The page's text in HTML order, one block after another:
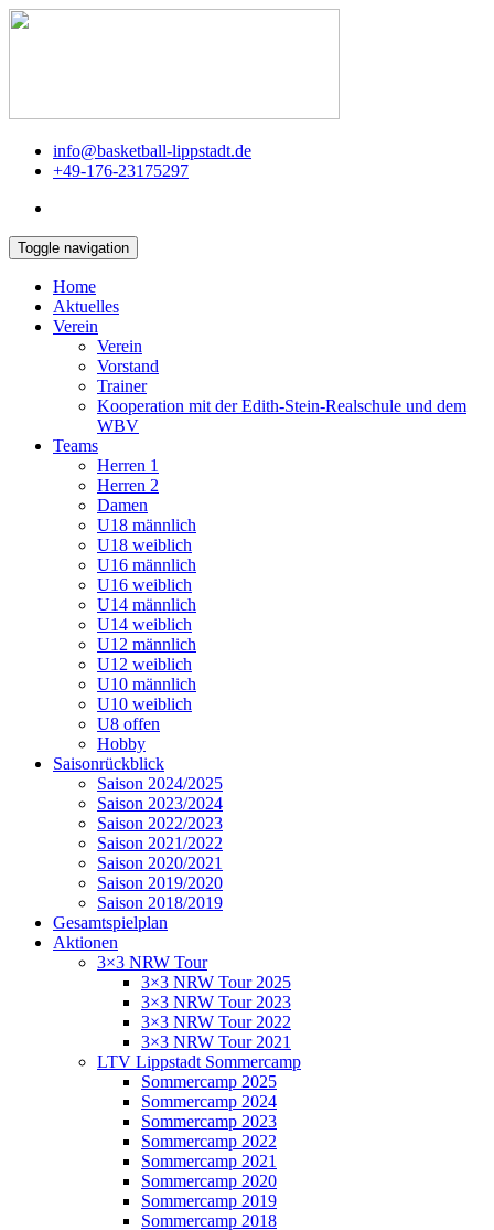
info@basketball-lippstadt.de
+49-176-23175297
Toggle navigation
Home
Aktuelles
Verein
Verein
Vorstand
Trainer
Kooperation mit der Edith-Stein-Realschule und dem
WBV
Teams
Herren 1
Herren 2
Damen
U18 männlich
U18 weiblich
U16 männlich
U16 weiblich
U14 männlich
U14 weiblich
U12 männlich
U12 weiblich
U10 männlich
U10 weiblich
U8 offen
Hobby
Saisonrückblick
Saison 2024/2025
Saison 2023/2024
Saison 2022/2023
Saison 2021/2022
Saison 2020/2021
Saison 2019/2020
Saison 2018/2019
Gesamtspielplan
Aktionen
3×3 NRW Tour
3×3 NRW Tour 2025
3×3 NRW Tour 2023
3×3 NRW Tour 2022
3×3 NRW Tour 2021
LTV Lippstadt Sommercamp
Sommercamp 2025
Sommercamp 2024
Sommercamp 2023
Sommercamp 2022
Sommercamp 2021
Sommercamp 2020
Sommercamp 2019
Sommercamp 2018